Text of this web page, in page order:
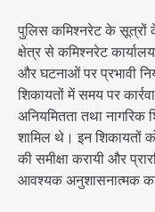
पुलिस कमिश्नरेट के सूत्रों
क्षेत्र से कमिश्नरेट
और घटनाओं पर प्रभावी
शिकायतों में समय पर
अनियमितता तथा
शामिल थे। इन शिकायतों
की समीक्षा करायी और
आवश्यक अनुशासनात्मक